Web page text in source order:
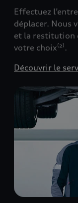
Effectuez
déplacer. Nous
et la restitution
votre choix⁽²⁾.
Découvrir le